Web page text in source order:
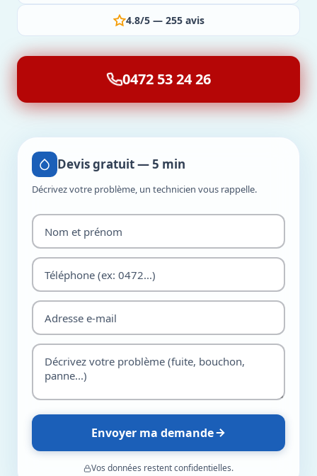
4.8/5 — 255 avis
0472 53 24 26
Devis gratuit — 5 min
Décrivez votre problème, un technicien vous rappelle.
Envoyer ma demande
Vos données restent confidentielles.